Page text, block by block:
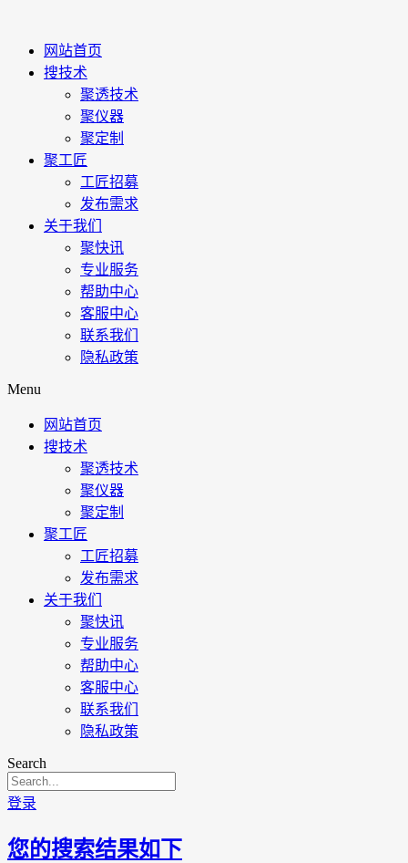
网站首页
搜技术
聚透技术
聚仪器
聚定制
聚工匠
工匠招募
发布需求
关于我们
聚快讯
专业服务
帮助中心
客服中心
联系我们
隐私政策
Menu
网站首页
搜技术
聚透技术
聚仪器
聚定制
聚工匠
工匠招募
发布需求
关于我们
聚快讯
专业服务
帮助中心
客服中心
联系我们
隐私政策
Search
登录
您的搜索结果如下